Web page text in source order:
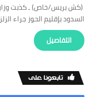
(كش بريس/خاص) ـ كذبت وزارة
السدود بإقليم الحوز جراء
‏التفاصيل
‏تابعونا على